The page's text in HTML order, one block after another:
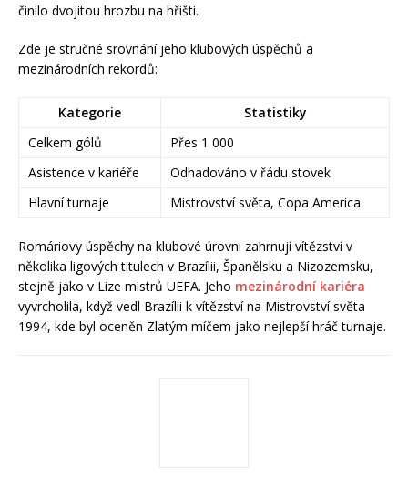
činilo dvojitou hrozbu na hřišti.
Zde je stručné srovnání jeho klubových úspěchů a
mezinárodních rekordů:
Kategorie
Statistiky
Celkem gólů
Přes 1 000
Asistence v kariéře
Odhadováno v řádu stovek
Hlavní turnaje
Mistrovství světa, Copa America
Romáriovy úspěchy na klubové úrovni zahrnují vítězství v
několika ligových titulech v Brazílii, Španělsku a Nizozemsku,
stejně jako v Lize mistrů UEFA. Jeho mezinárodní kariéra
vyvrcholila, když vedl Brazílii k vítězství na Mistrovství světa
1994, kde byl oceněn Zlatým míčem jako nejlepší hráč turnaje.